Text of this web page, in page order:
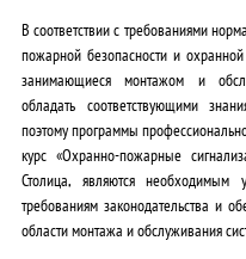
В соответствии с требованиями
пожарной безопасности и охранной
занимающиеся монтажом и
обладать соответствующими
поэтому программы
курс «Охранно-пожарные
Столица, являются необходимым
требованиям законодательства и
области монтажа и обслуживания